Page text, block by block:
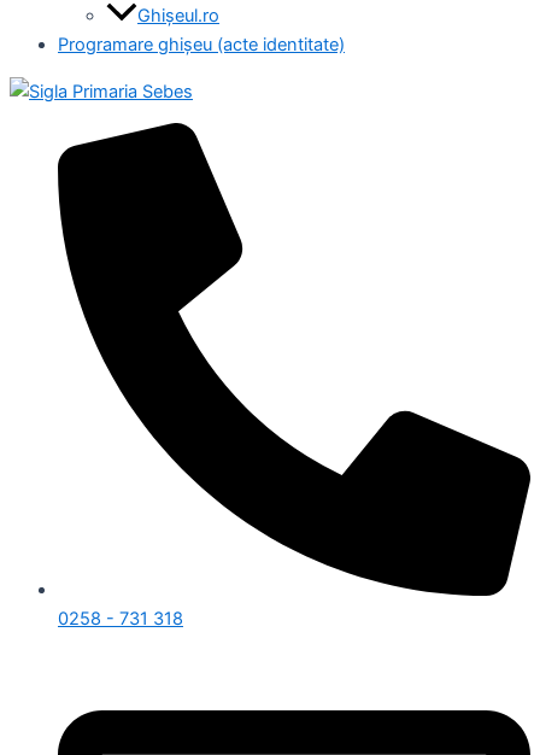
Ghișeul.ro
Programare ghișeu (acte identitate)
0258 - 731 318